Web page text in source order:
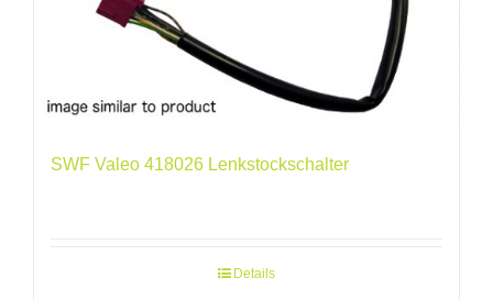
SWF Valeo 418026 Lenkstockschalter
Details